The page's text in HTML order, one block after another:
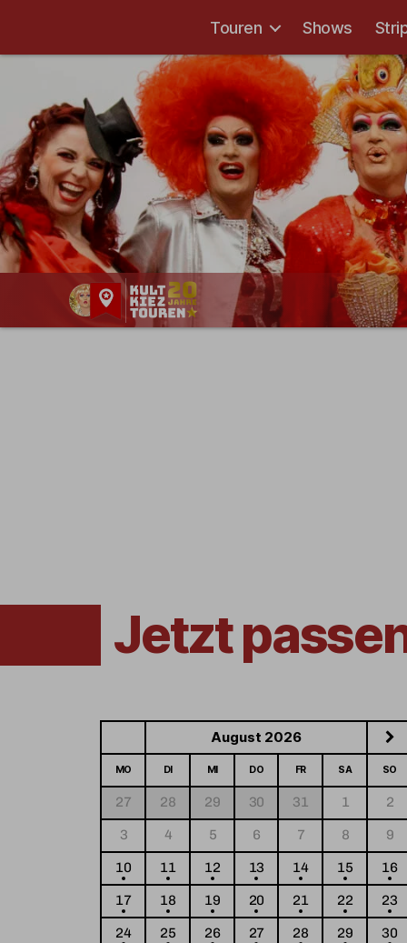
Touren Shows
Kult-
Jetzt
August 2026
MO DI MI DO FR SA SO
27 28 29 30 31 1
2
3
4 5 6 7 8
9
10
11 12 13 14 15
16
17
18 19 20 21 22
23
24
25 26 27 28 29
30